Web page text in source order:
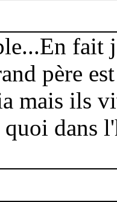
fait
père
mais ils
dans